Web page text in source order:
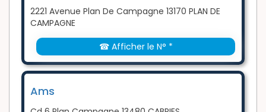
2221 Avenue Plan De Campagne 13170 PLAN DE
CAMPAGNE
☎ Afficher le N° *
Ams